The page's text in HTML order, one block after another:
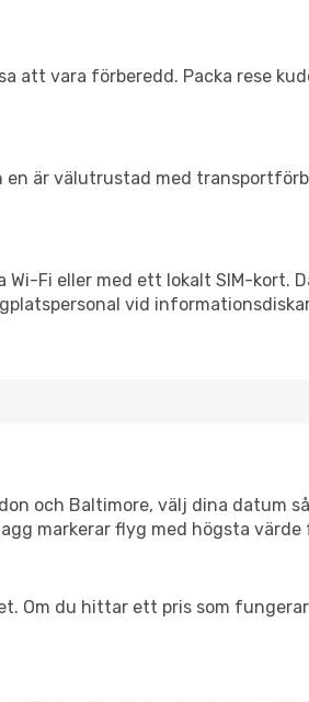
vara förberedd. Packa rese
är välutrustad med
Fi eller med ett lokalt SIM-kort.
vid
och Baltimore, välj dina datum
markerar flyg med högsta
Om du hittar ett pris som